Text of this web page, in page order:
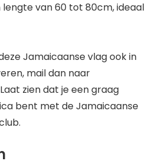
van 60 tot 80cm, ideaal
Jamaicaanse vlag ook in
mail dan naar
zien dat je een graag
bent met de Jamaicaanse